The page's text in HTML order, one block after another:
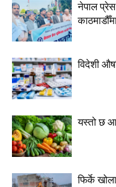
नेपाल
विदेशी
यस्तो छ
फिर्के